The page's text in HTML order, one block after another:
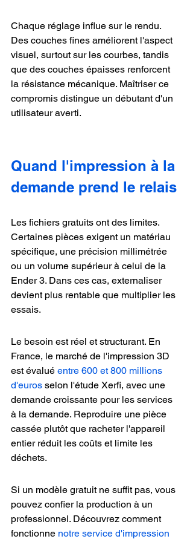
Chaque réglage influe sur le rendu.
Des couches fines améliorent l'aspect
visuel, surtout sur les courbes, tandis
que des couches épaisses renforcent
la résistance mécanique. Maîtriser ce
compromis distingue un débutant d'un
utilisateur averti.
Quand l'impression à la
demande prend le relais
Les fichiers gratuits ont des limites.
Certaines pièces exigent un matériau
spécifique, une précision millimétrée
ou un volume supérieur à celui de la
Ender 3. Dans ces cas, externaliser
devient plus rentable que multiplier les
essais.
Le besoin est réel et structurant. En
France, le marché de l'impression 3D
est évalué entre 600 et 800 millions
d'euros selon l'étude Xerfi, avec une
demande croissante pour les services
à la demande. Reproduire une pièce
cassée plutôt que racheter l'appareil
entier réduit les coûts et limite les
déchets.
Si un modèle gratuit ne suffit pas, vous
pouvez confier la production à un
professionnel. Découvrez comment
fonctionne notre service d'impression